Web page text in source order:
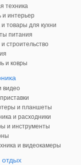
техника
и интерьер
товары для кухни
питания
строительство
и ковры
видео
и планшеты
и расходники
и инструменты
и видеокамеры
отдых